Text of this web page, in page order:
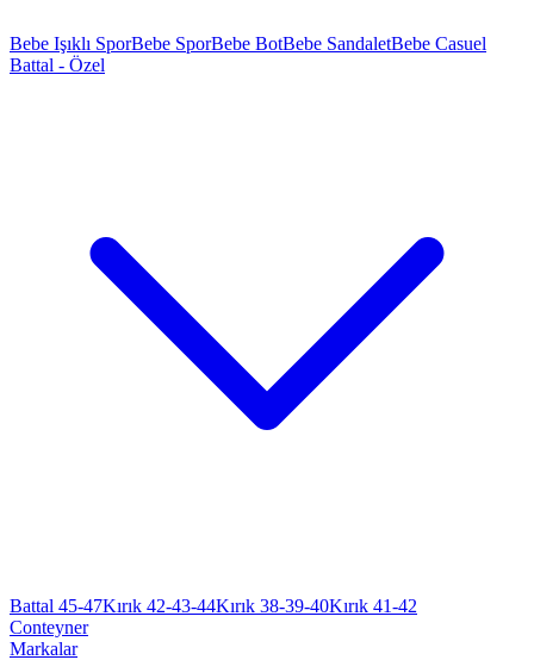
Bebe Işıklı SporBebe SporBebe BotBebe SandaletBebe Casuel
Battal - Özel
Battal 45-47Kırık 42-43-44Kırık 38-39-40Kırık 41-42
Conteyner
Markalar